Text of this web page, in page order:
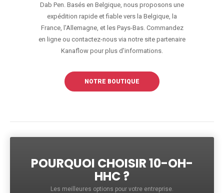
Dab Pen. Basés en Belgique, nous proposons une
expédition rapide et fiable vers la Belgique, la
France, l'Allemagne, et les Pays-Bas. Commandez
en ligne ou contactez-nous via notre site partenaire
Kanaflow pour plus d'informations.
NOTRE BOUTIQUE
POURQUOI CHOISIR 10-OH-
HHC ?
Les meilleures options pour votre entreprise.